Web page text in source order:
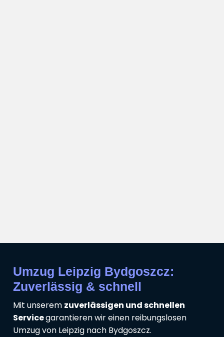
Umzug Leipzig Bydgoszcz:
Zuverlässig & schnell
Mit unserem zuverlässigen und schnellen
Servicegarantieren wir einen reibungslosen
Umzug von Leipzig nach Bydgoszcz.